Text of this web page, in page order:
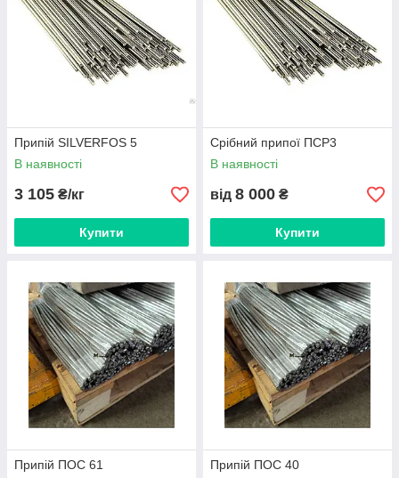
Припій SILVERFOS 5
В наявності
3 105 ₴/кг
Купити
Срібний припої ПСР3
В наявності
від 8 000 ₴
Купити
Припій ПОС 61
Припій ПОС 40